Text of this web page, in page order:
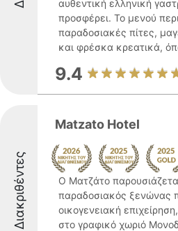
αυθεντική ελληνική
προσφέρει. Το μενού
παραδοσιακές πίτες,
και φρέσκα κρεατικά,
9.4
Διακριθέντες
Matzato Hotel
Ο Ματζάτο
παραδοσιακός ξενώνας
οικογενειακή
στο γραφικό χωριό